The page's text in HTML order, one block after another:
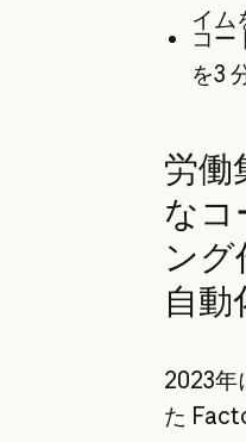
イム
コー
を3
労働
なコ
ング
自動
2023年
た